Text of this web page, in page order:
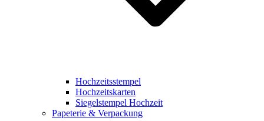
Hochzeitsstempel
Hochzeitskarten
Siegelstempel Hochzeit
Papeterie & Verpackung